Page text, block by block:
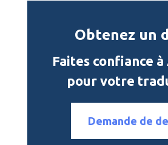
Obtenez un
Faites confiance
pour votre
Demande de